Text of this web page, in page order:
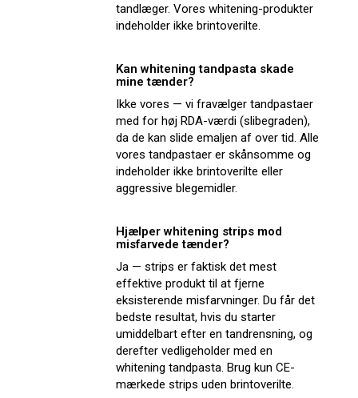
tandlæger. Vores whitening-produkter
indeholder ikke brintoverilte.
Kan whitening tandpasta skade
mine tænder?
Ikke vores — vi fravælger tandpastaer
med for høj RDA-værdi (slibegraden),
da de kan slide emaljen af over tid. Alle
vores tandpastaer er skånsomme og
indeholder ikke brintoverilte eller
aggressive blegemidler.
Hjælper whitening strips mod
misfarvede tænder?
Ja — strips er faktisk det mest
effektive produkt til at fjerne
eksisterende misfarvninger. Du får det
bedste resultat, hvis du starter
umiddelbart efter en tandrensning, og
derefter vedligeholder med en
whitening tandpasta. Brug kun CE-
mærkede strips uden brintoverilte.